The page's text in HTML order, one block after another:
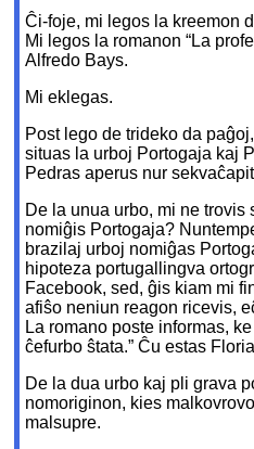
Ĉi-foje, mi legos la kreemon
Mi legos la romanon “La
Alfredo Bays.
Mi eklegas.
Post lego de trideko da
situas la urboj Portogaja kaj
Pedras aperus nur
De la unua urbo, mi ne trovis
nomiĝis Portogaja?
brazilaj urboj nomiĝas
hipoteza portugallingva
Facebook, sed, ĝis kiam mi
afiŝo neniun reagon ricevis,
La romano poste informas,
ĉefurbo ŝtata.” Ĉu estas
De la dua urbo kaj pli grava
nomoriginon, kies
malsupre.